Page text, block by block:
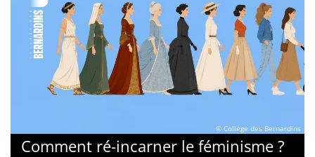
© Collège des Bernardins
Comment ré-incarner le féminisme ?